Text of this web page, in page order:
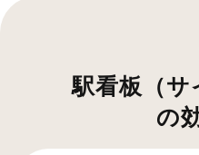
駅看板（サ
の